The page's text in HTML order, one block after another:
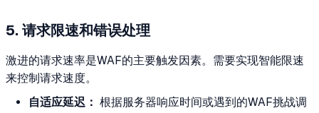
5. 请求限速和错误处理
激进的请求速率是WAF的主要触发因素。需要实现智能限速
来控制请求速度。
自适应延迟： 根据服务器响应时间或遇到的WAF挑战调